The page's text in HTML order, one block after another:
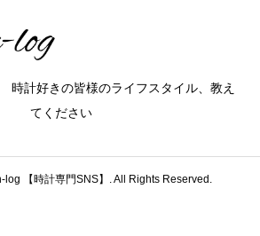
計好きの皆様のライフスタイル、教え
てください
【時計専門SNS】. All Rights Reserved.